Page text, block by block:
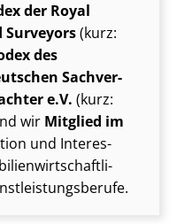
der Royal
(kurz:
des
Sach­ver­
e.V. (kurz:
wir Mitglied im
und In­ter­es­